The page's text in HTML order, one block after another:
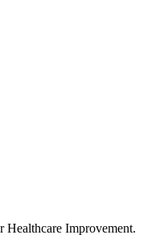
Healthcare Improvement.